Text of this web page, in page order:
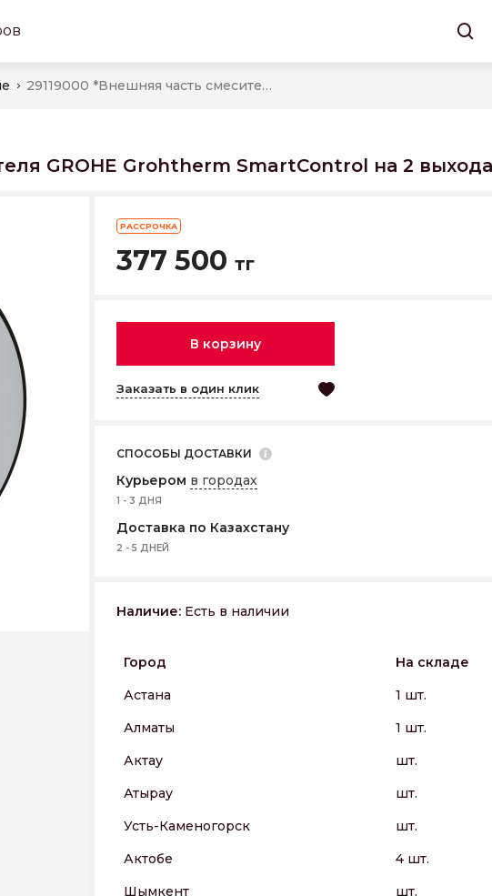
29119000 *Внешняя часть смесителя GROHE Grohtherm SmartControl на 2 выхода,хром
GROHE Grohtherm SmartControl на 2
РАССРОЧКА
377 500 тг
В корзину
Заказать в один клик
СПОСОБЫ ДОСТАВКИ
Курьером в городах
1 - 3 ДНЯ
Доставка по Казахстану
2 - 5 ДНЕЙ
Наличие: Есть в наличии
Город На складе
Астана
1 шт.
Алматы
1 шт.
Актау
шт.
Атырау
шт.
Усть-Каменогорск
шт.
Актобе
4 шт.
Шымкент
шт.